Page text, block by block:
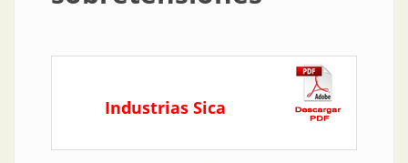
Industrias Sica